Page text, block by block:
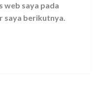
web saya pada
saya berikutnya.